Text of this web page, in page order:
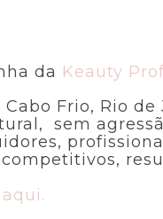
da Keauty
Frio, Rio
sem